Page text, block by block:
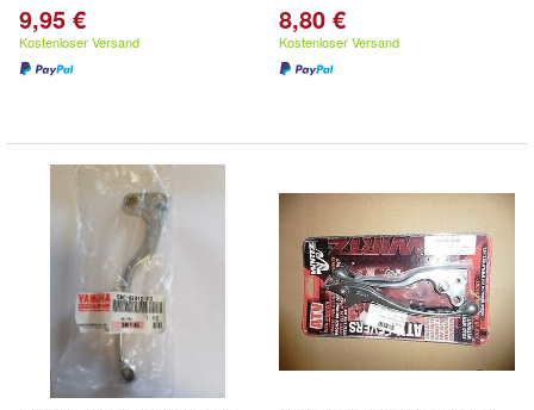
9,95 €
Kostenloser Versand
8,80 €
Kostenloser Versand